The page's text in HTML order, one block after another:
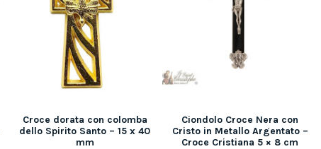
Croce dorata con colomba
dello Spirito Santo – 15 x 40
mm
Ciondolo Croce Nera con
Cristo in Metallo Argentato –
Croce Cristiana 5 × 8 cm